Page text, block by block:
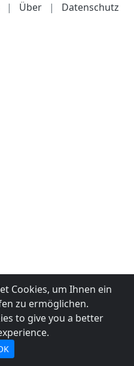
| Über | Datenschutz
Cookies, um Ihnen ein
zu ermöglichen.
to give you a better